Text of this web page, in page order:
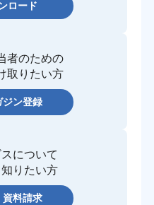
ロード
者のための
取りたい方
ジン登録
について
りたい方
資料請求